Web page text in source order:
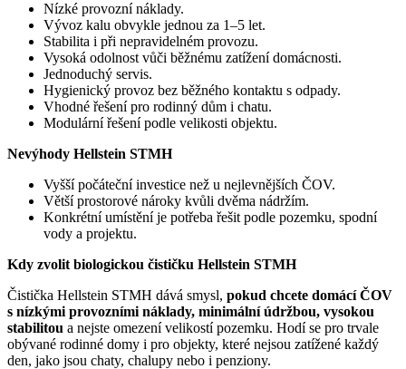
Nízké provozní náklady.
Vývoz kalu obvykle jednou za 1–5 let.
Stabilita i při nepravidelném provozu.
Vysoká odolnost vůči běžnému zatížení domácnosti.
Jednoduchý servis.
Hygienický provoz bez běžného kontaktu s odpady.
Vhodné řešení pro rodinný dům i chatu.
Modulární řešení podle velikosti objektu.
Nevýhody Hellstein STMH
Vyšší počáteční investice než u nejlevnějších ČOV.
Větší prostorové nároky kvůli dvěma nádržím.
Konkrétní umístění je potřeba řešit podle pozemku, spodní
vody a projektu.
Kdy zvolit biologickou čističku Hellstein STMH
Čistička Hellstein STMH dává smysl, pokud chcete domácí ČOV
s nízkými provozními náklady, minimální údržbou, vysokou
stabilitou a nejste omezení velikostí pozemku. Hodí se pro trvale
obývané rodinné domy i pro objekty, které nejsou zatížené každý
den, jako jsou chaty, chalupy nebo i penziony.